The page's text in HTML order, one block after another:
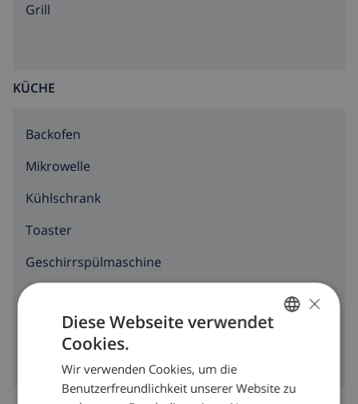
Grill
KÜCHE
Backofen
Mikrowelle
Kühlschrank
Toaster
Geschirrspülmaschine
Waschmaschine
Wäschetrockner
DUTCH
×
Diese Webseite verwendet
Cookies.
Wir verwenden Cookies, um die
Benutzerfreundlichkeit unserer Website zu